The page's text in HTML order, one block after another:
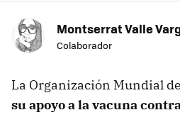
Montserrat Valle
Colaborador
La Organización Mundial
su apoyo a la vacuna